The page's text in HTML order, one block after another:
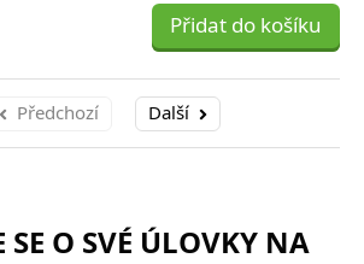
Přidat do košíku
Předchozí Další
SE O SVÉ ÚLOVKY NA